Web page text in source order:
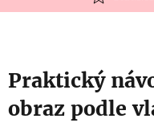
Praktický
obraz podle